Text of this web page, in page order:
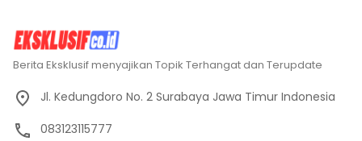
Berita Eksklusif menyajikan Topik Terhangat dan Terupdate
Jl. Kedungdoro No. 2 Surabaya Jawa Timur Indonesia
083123115777